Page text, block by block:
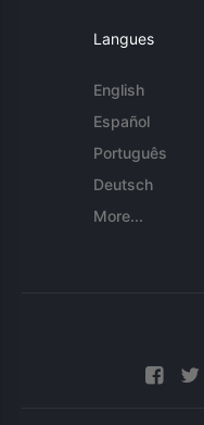
Langues
English
Español
Português
Deutsch
More...